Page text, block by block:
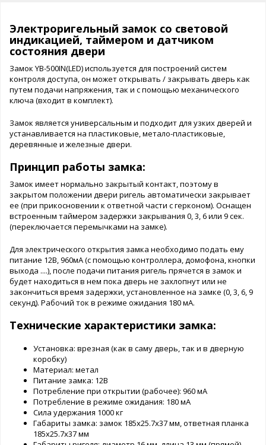
Электроригельный замок со световой
индикацией, таймером и датчиком
состояния двери
Замок YB-500IN(LED) используется для построений систем
контроля доступа, он может открывать / закрывать дверь как
путем подачи напряжения, так и с помощью механического
ключа (входит в комплект).
Замок является универсальным и подходит для узких дверей и
устанавливается на пластиковые, метало-пластиковые,
деревянные и железные двери.
Принцип работы замка:
Замок имеет нормально закрытый контакт, поэтому в
закрытом положении двери ригель автоматически закрывает
ее (при прикосновении к ответной части с герконом). Оснащен
встроенным таймером задержки закрывания 0, 3, 6 или 9 сек.
(переключается перемычками на замке).
Для электрического открытия замка необходимо подать ему
питание 12В, 960мА (с помощью контроллера, домофона, кнопки
выхода ....), после подачи питания ригель прячется в замок и
будет находиться в нем пока дверь не захлопнут или не
закончиться время задержки, установленное на замке (0, 3, 6, 9
секунд). Рабочий ток в режиме ожидания 180 мА.
Технические характеристики замка:
Установка: врезная (как в саму дверь, так и в дверную
коробку)
Материал: метал
Питание замка: 12В
Потребление при открытии (рабочее): 960 мА
Потребление в режиме ожидания: 180 мА
Сила удержания 1000 кг
Габариты замка: замок 185x25.7x37 мм, ответная планка
185x25.7x37 мм